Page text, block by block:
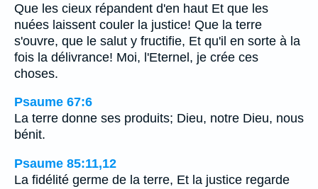
Que les cieux répandent d'en haut Et que les
nuées laissent couler la justice! Que la terre
s'ouvre, que le salut y fructifie, Et qu'il en sorte à la
fois la délivrance! Moi, l'Eternel, je crée ces
choses.
Psaume 67:6
La terre donne ses produits; Dieu, notre Dieu, nous
bénit.
Psaume 85:11,12
La fidélité germe de la terre, Et la justice regarde